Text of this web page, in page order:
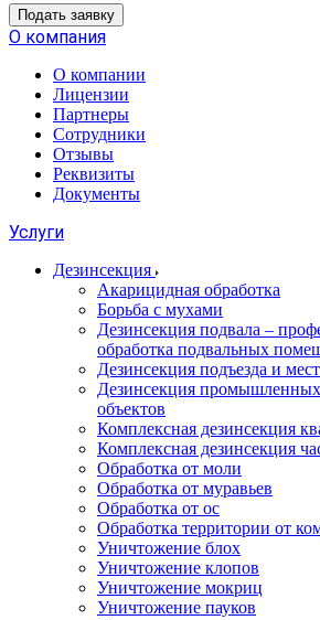
Подать заявку
О компания
О компании
Лицензии
Партнеры
Сотрудники
Отзывы
Реквизиты
Документы
Услуги
Дезинсекция
Акарицидная обработка
Борьба с мухами
Дезинсекция подвала –
обработка подвальных
Дезинсекция подъезда и
Дезинсекция
объектов
Комплексная дезинсекция
Комплексная дезинсекция
Обработка от моли
Обработка от муравьев
Обработка от ос
Обработка территории от
Уничтожение блох
Уничтожение клопов
Уничтожение мокриц
Уничтожение пауков